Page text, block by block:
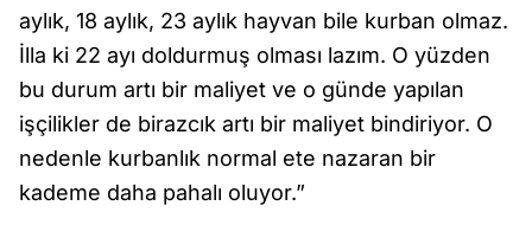
aylık, 18 aylık, 23 aylık hayvan bile kurban olmaz.
İlla ki 22 ayı doldurmuş olması lazım. O yüzden
bu durum artı bir maliyet ve o günde yapılan
işçilikler de birazcık artı bir maliyet bindiriyor. O
nedenle kurbanlık normal ete nazaran bir
kademe daha pahalı oluyor.”